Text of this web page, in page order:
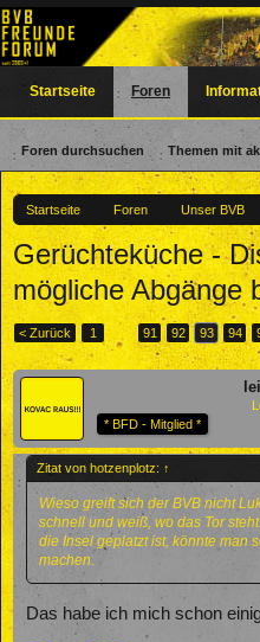
Startseite Foren Unser BVB
Gerüchteküche -
mögliche Abgänge
< Zurück 1 ← 91 92 93 94
* BFD - Mitglied *
Zitat von hotzenplotz: ↑
Wieso greift sich der BVB nicht
schnell und weiß, wo das Tor
die Insel geplatzt ist, könnte man
machen.
Das habe ich mich schon
Startseite Foren
Foren durchsuchen Themen mit